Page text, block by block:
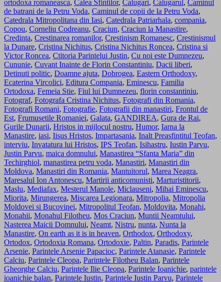
ortodoxa romaneasca, Calea Sfintilor, Calugari, Calugarul, Caminul
de batrani de la Petru Voda, Caminul de copii de la Petru Voda,
Catedrala Mitropolitana din Iasi, Catedrala Patriarhala, compania,
Copou, Corneliu Codreanu, Craciun, Craciun la Manastire,
Credinta, Crestinarea romanilor, Crestinism Romanesc, Crestinismul
la Dunare, Cristina Nichitus, Cristina Nichitus Roncea, Cristina si
Victor Roncea, Ctitoria Parintelui Justin, Cu noi este Dumnezeu,
Cununie, Cuvant Inainte de Florin Constantiniu, Dacii liberi,
Detinuti politic, Doamne ajuta, Dobrogea, Eastern Orthodoxy,
Ecaterina Vircolici, Editura Compania, Eminescu, Familia
Ortodoxa, Femeia Stie, Fiul lui Dumnezeu, florin constantiniu,
Fotograf, Fotografa Cristina Nichitus, Fotografi din Romania,
Fotografi Romani, Fotografie, Fotografii din manastiri, Frontul de
Est, Frumusetile Romaniei, Galata, GANDIREA, Gura de Rai,
Gurile Dunarii, Hristos in mijlocul nostru, Humor, Iarna la
Manastire, iasi, Iisus Hristos, Impartasania, Inalt Preasfintitul Teofan,
interviu, Invatatura lui Hristos, IPS Teofan, Isihastru, Iustin Parvu,
Justin Parvu, maica domnului, Manastirea “Sfanta Maria” din
Techirghiol, manastirea petru voda, Manastiri, Manastiri din
Moldova, Manastiri din Romania, Mantuitorul, Marea Neagra,
Maresalul Ion Antonescu, Martirii anticomunisti, Marturistitorii,
Maslu, Mediafax, Mesterul Manole, Miclauseni, Mihai Eminescu,
Miorita, Mirungerea, Miscarea Legionara, Mitropolia, Mitropolia
Moldovei si Bucovinei, Mitropolitul Teofan, Moldovita, Monahi,
Monahii, Monahul Filotheu, Mos Craciun, Muntii Neamtului,
Nasterea Maicii Domnului, Neamt, Nistru, nunta, Nunta la
Manastire, On earth as it is in heaven, Orthodox, Orthodoxy,
Ortodox, Ortodoxia Romana, Ortodoxie, Paltin, Paradis, Parintele
Arsenie, Parintele Arsenie Papacioc, Parintele Atanasie, Parintele
Calciu, Parintele Cleopa, Parintele Filotheu Balan, Parintele
Gheorghe Calciu, Parintele Ilie Cleopa, Parintele Ioanichie, parintele
ioanichie balan, Parintele Iustin, Parintele Iustin Parvu, Parintele